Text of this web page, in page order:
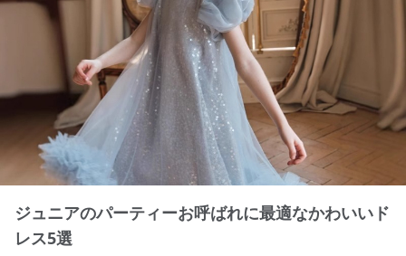
ジュニアのパーティーお呼ばれに最適なかわいいド
レス5選